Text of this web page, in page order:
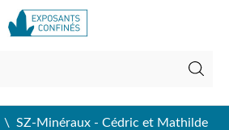
SZ-Minéraux - Cédric et Mathilde